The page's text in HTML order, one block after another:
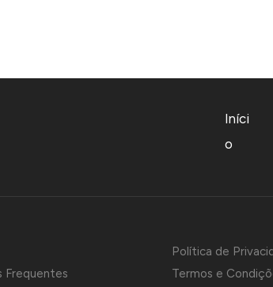
Iníci
o
Frequentes
Política de
Termos e